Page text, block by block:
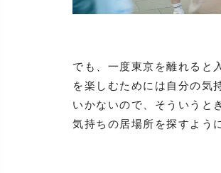
でも、一度東京を離れると
を楽しむためには自分の気
いかないので、そういうと
気持ちの居場所を探すよう